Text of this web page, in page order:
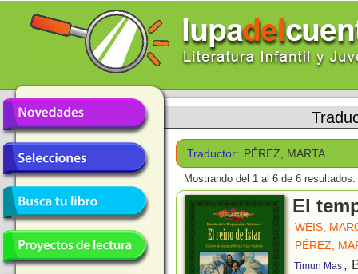
Traductor: PÉREZ, MARTA
Mostrando del 1 al 6 de 6 resultados.
El
WEIS,
PÉREZ,
Timun Mas ,